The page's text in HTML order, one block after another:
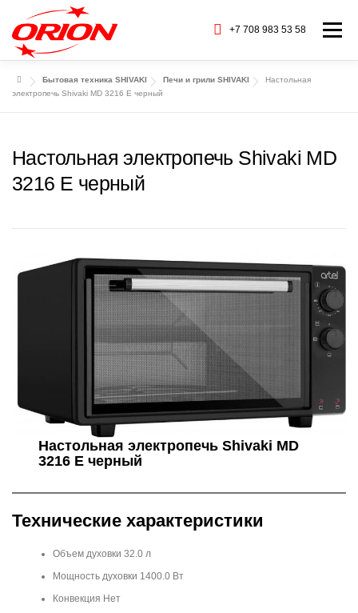
содержимому
+7 708 983 53 58 Меню
ГЛАВНАЯ КАТАЛОГ ТОВАРОВ
БАРАХОЛКА
Бытовая техника SHIVAKI Печи и грили SHIVAKI
Настольная
электропечь Shivaki MD 3216 E черный
Настольная электропечь Shivaki MD
3216 E черный
Настольная электропечь Shivaki MD
3216 E черный
Технические характеристики
Объем духовки 32.0 л
Мощность духовки 1400.0 Вт
Конвекция Нет